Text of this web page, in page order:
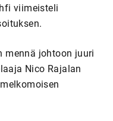
viimeisteli
mennä johtoon juuri
Nico Rajalan